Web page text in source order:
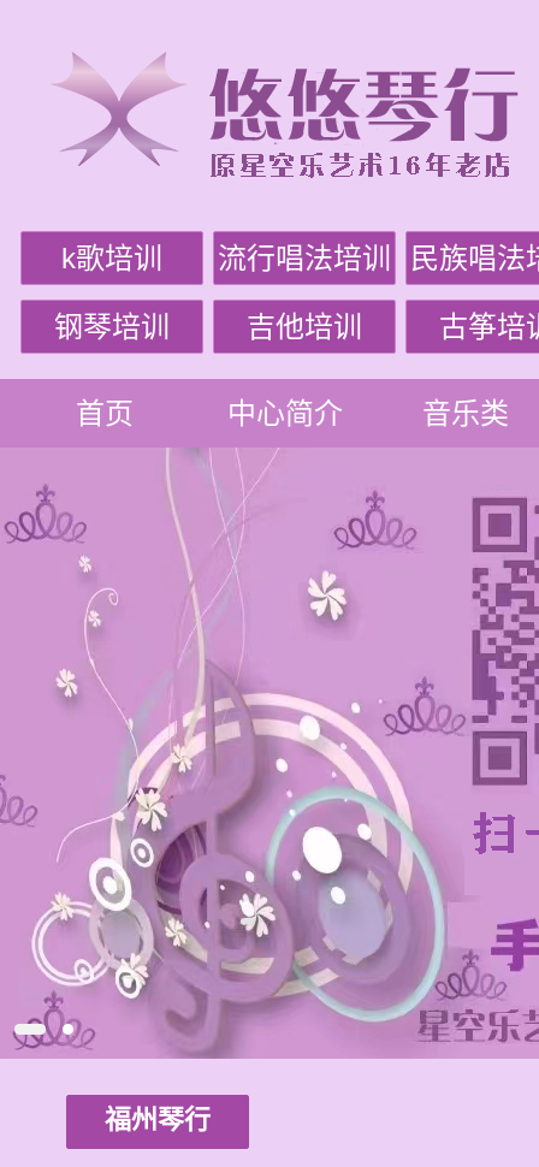
k歌培训 流行唱法培训 民族唱法
钢琴培训 吉他培训 古筝培
首页 中心简介 音乐类
福州琴行